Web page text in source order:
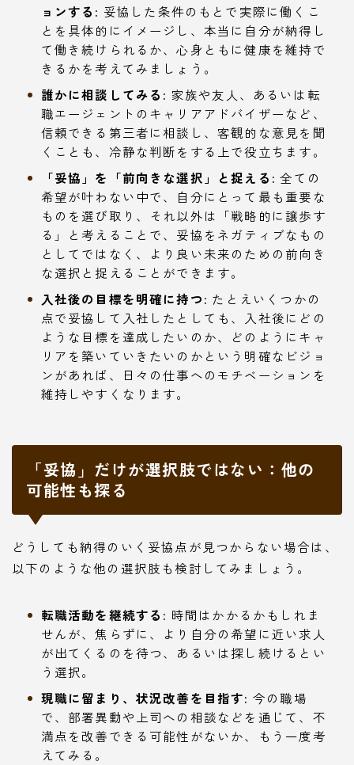
ョンする: 妥協した条件のもとで実際に働くこ
とを具体的にイメージし、本当に自分が納得し
て働き続けられるか、心身ともに健康を維持で
きるかを考えてみましょう。
誰かに相談してみる: 家族や友人、あるいは転
職エージェントのキャリアアドバイザーなど、
信頼できる第三者に相談し、客観的な意見を聞
くことも、冷静な判断をする上で役立ちます。
「妥協」を「前向きな選択」と捉える: 全ての
希望が叶わない中で、自分にとって最も重要な
ものを選び取り、それ以外は「戦略的に譲歩す
る」と考えることで、妥協をネガティブなもの
としてではなく、より良い未来のための前向き
な選択と捉えることができます。
入社後の目標を明確に持つ: たとえいくつかの
点で妥協して入社したとしても、入社後にどの
ような目標を達成したいのか、どのようにキャ
リアを築いていきたいのかという明確なビジョ
ンがあれば、日々の仕事へのモチベーションを
維持しやすくなります。
「妥協」だけが選択肢ではない：他の
可能性も探る
どうしても納得のいく妥協点が見つからない場合は、
以下のような他の選択肢も検討してみましょう。
転職活動を継続する: 時間はかかるかもしれま
せんが、焦らずに、より自分の希望に近い求人
が出てくるのを待つ、あるいは探し続けるとい
う選択。
現職に留まり、状況改善を目指す: 今の職場
で、部署異動や上司への相談などを通じて、不
満点を改善できる可能性がないか、もう一度考
えてみる。